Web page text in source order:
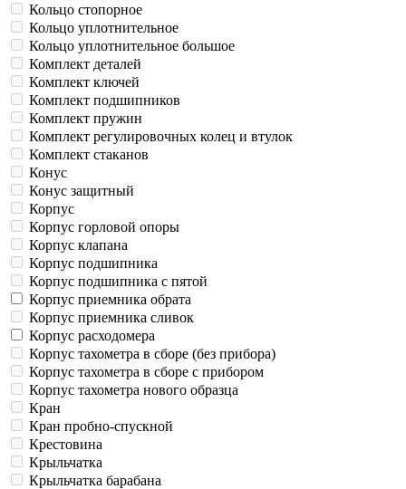
Кольцо стопорное
Кольцо уплотнительное
Кольцо уплотнительное большое
Комплект деталей
Комплект ключей
Комплект подшипников
Комплект пружин
Комплект регулировочных колец и втулок
Комплект стаканов
Конус
Конус защитный
Корпус
Корпус горловой опоры
Корпус клапана
Корпус подшипника
Корпус подшипника с пятой
Корпус приемника обрата
Корпус приемника сливок
Корпус расходомера
Корпус тахометра в сборе (без прибора)
Корпус тахометра в сборе с прибором
Корпус тахометра нового образца
Кран
Кран пробно-спускной
Крестовина
Крыльчатка
Крыльчатка барабана